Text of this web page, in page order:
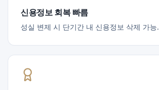
신용정보 회복 빠름
성실 변제 시 단기간 내 신용정보 삭제 가능.